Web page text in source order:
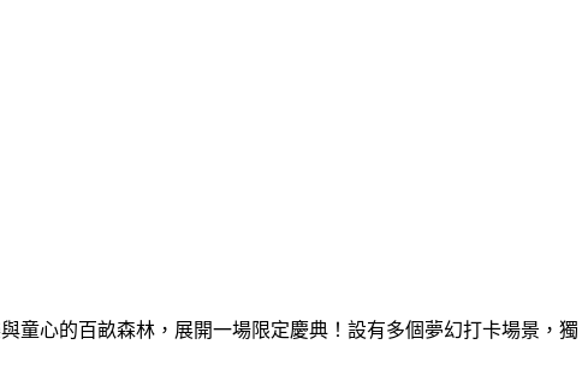
童心的百畝森林，展開一場限定慶典！設有多個夢幻打卡場景，獨